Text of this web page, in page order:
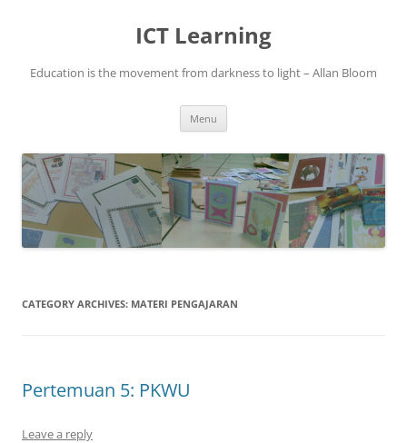
ICT Learning
Education is the movement from darkness to light – Allan Bloom
Menu
CATEGORY ARCHIVES: MATERI PENGAJARAN
Pertemuan 5: PKWU
Leave a reply